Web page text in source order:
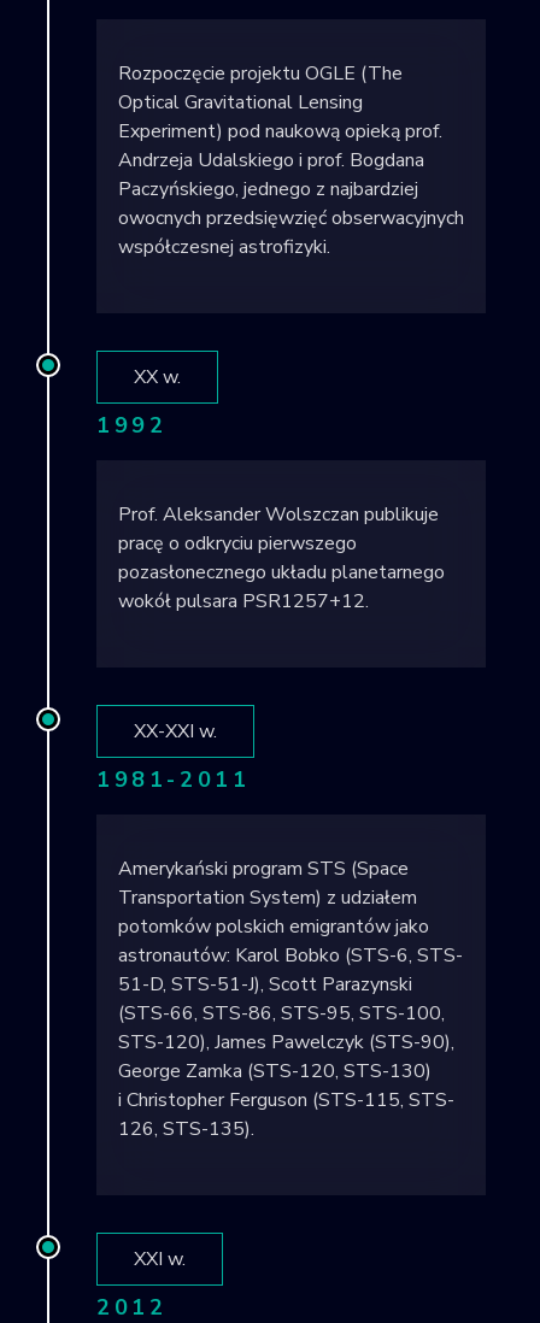
Rozpoczęcie projektu OGLE (The
Optical Gravitational Lensing
Experiment) pod naukową opieką prof.
Andrzeja Udalskiego i prof. Bogdana
Paczyńskiego, jednego z najbardziej
owocnych przedsięwzięć obserwacyjnych
współczesnej astrofizyki.
1992
Prof. Aleksander Wolszczan publikuje
pracę o odkryciu pierwszego
pozasłonecznego układu planetarnego
wokół pulsara PSR1257+12.
XX w.
1981-2011
Amerykański program STS (Space
Transportation System) z udziałem
potomków polskich emigrantów jako
astronautów: Karol Bobko (STS-6, STS-
51-D, STS-51-J), Scott Parazynski
(STS-66, STS-86, STS-95, STS-100,
STS-120), James Pawelczyk (STS-90),
George Zamka (STS-120, STS-130)
i Christopher Ferguson (STS-115, STS-
126, STS-135).
XX-XXI w.
2012
XXI w.